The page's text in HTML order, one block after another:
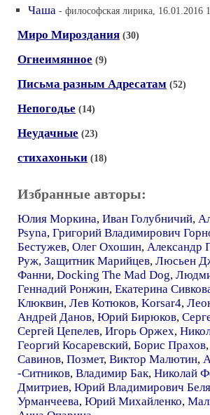
Чаша - философская лирика, 16.01.2016
Миро Мироздания (30)
Огнеимянное (9)
Письма разным Адресатам (52)
Непогодье (14)
Неудачные (23)
стихахоньки (18)
Избранные авторы:
Юлия Моркина, Иван Голубничий,
Psyna, Григорий Владимирович
Бестужев, Олег Охошин, Александр
Руж, Защитник Марийцев, Люсьен
Фанни, Docking The Mad Dog,
Геннадий Ронжин, Екатерина
Клюквин, Лев Котюков, Korsar4,
Андрей Данов, Юрий Бирюков,
Сергей Цепелев, Игорь Оржех,
Георгий Косаревский, Борис Прахов,
Савинов, Позмет, Виктор Малютин,
-Ситников, Владимир Бак, Николай
Дмитриев, Юрий Владимирович
Урманчеева, Юрий Михайленко,